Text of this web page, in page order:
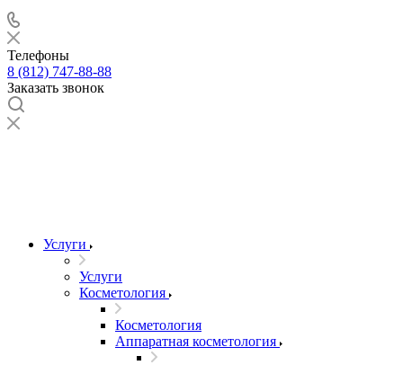
Телефоны
8 (812) 747-88-88
Заказать звонок
Услуги
Услуги
Косметология
Косметология
Аппаратная косметология